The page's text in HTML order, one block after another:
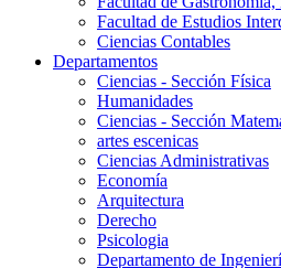
Facultad de Estudios
Ciencias Contables
Departamentos
Ciencias - Sección Física
Humanidades
Ciencias - Sección
artes escenicas
Ciencias Administrativas
Economía
Arquitectura
Derecho
Psicologia
Departamento de